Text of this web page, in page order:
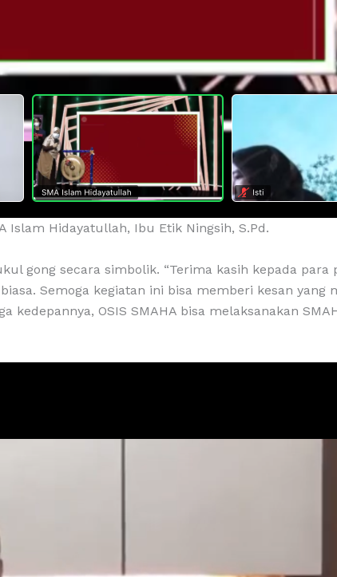
Islam Hidayatullah, Ibu Etik Ningsih, S.Pd.
gong secara simbolik. “Terima kasih kepada para
Semoga kegiatan ini bisa memberi kesan yang
OSIS SMAHA bisa melaksanakan